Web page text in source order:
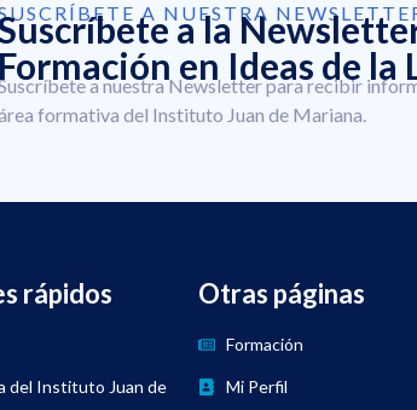
A NUESTRA
a la
Formación en Ideas de la
a nuestra Newsletter para recibir
formativa del Instituto Juan de Mariana.
rápidos
del Instituto Juan de
Otras páginas
Formación
Mi Perfil